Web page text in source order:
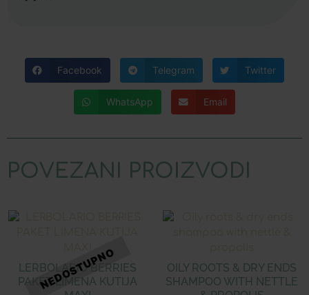
Facebook Telegram Twitter
WhatsApp Email
POVEZANI PROIZVODI
LERBOLARIO BERRIES
PAKET LIMENA KUTIJA
OILY ROOTS & DRY ENDS
SHAMPOO WITH NETTLE